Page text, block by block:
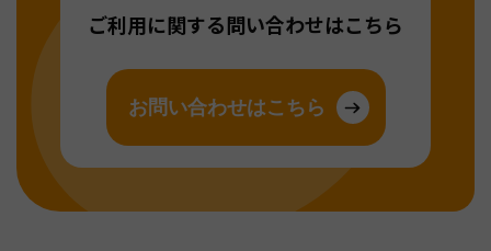
ご利用に関する問い合わせはこちら
お問い合わせはこちら